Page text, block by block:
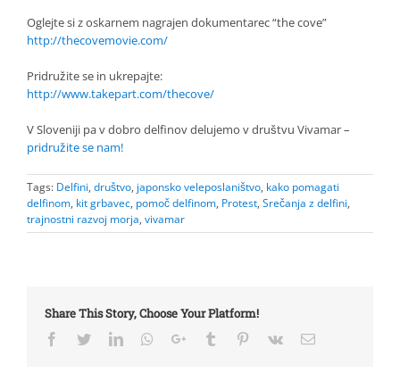
Oglejte si z oskarnem nagrajen dokumentarec “the cove”
http://thecovemovie.com/
Pridružite se in ukrepajte:
http://www.takepart.com/thecove/
V Sloveniji pa v dobro delfinov delujemo v društvu Vivamar –
pridružite se nam!
Tags: Delfini, društvo, japonsko veleposlaništvo, kako pomagati
delfinom, kit grbavec, pomoč delfinom, Protest, Srečanja z delfini,
trajnostni razvoj morja, vivamar
Share This Story, Choose Your Platform!
Facebook
TwitterLinkedInWhatsapp
Google+Tumblr Pinterest
Vk Email